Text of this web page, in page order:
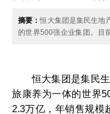
摘要：恒大集团是集民生地
的世界500强企业集团。目
恒大集团是集民生
旅康养为一体的世界
2.3万亿，年销售规模